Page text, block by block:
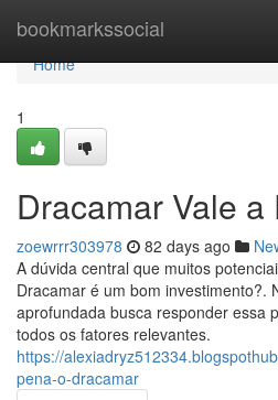
bookmarkssocial
Home
Home
1
Dracamar Vale a
zoewrrr303978 82 days ago
A dúvida central que muitos
Dracamar é um bom investimento?.
aprofundada busca responder essa
todos os fatores relevantes.
https://
pena-o-dracamar